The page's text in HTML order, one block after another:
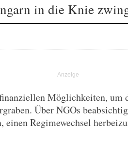
in die Knie
Möglichkeiten, um
Über NGOs
einen Regimewechsel